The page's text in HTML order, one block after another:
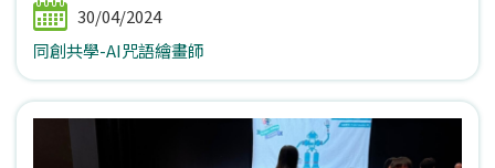
30/04/2024
同創共學-AI咒語繪畫師